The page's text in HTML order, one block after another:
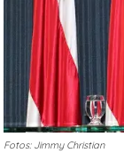
Fotos: Jimmy Christian